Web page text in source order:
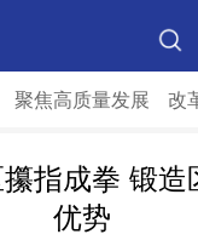
聚焦高质量发展 改
指成拳 锻造
优势